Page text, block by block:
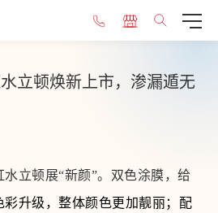
水立顿焕新上市，渗漏遁无
水立顿展“新颜”。 双色涂膜，给
彩升级，整体颜色更加靓丽；配